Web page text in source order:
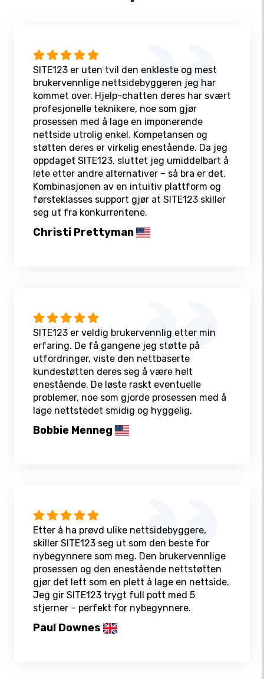
SITE123 er uten tvil den enkleste og mest
brukervennlige nettsidebyggeren jeg har
kommet over. Hjelp-chatten deres har svært
profesjonelle teknikere, noe som gjør
prosessen med å lage en imponerende
nettside utrolig enkel. Kompetansen og
støtten deres er virkelig enestående. Da jeg
oppdaget SITE123, sluttet jeg umiddelbart å
lete etter andre alternativer – så bra er det.
Kombinasjonen av en intuitiv plattform og
førsteklasses support gjør at SITE123 skiller
seg ut fra konkurrentene.
Christi Prettyman
SITE123 er veldig brukervennlig etter min
erfaring. De få gangene jeg støtte på
utfordringer, viste den nettbaserte
kundestøtten deres seg å være helt
enestående. De løste raskt eventuelle
problemer, noe som gjorde prosessen med å
lage nettstedet smidig og hyggelig.
Bobbie Menneg
Etter å ha prøvd ulike nettsidebyggere,
skiller SITE123 seg ut som den beste for
nybegynnere som meg. Den brukervennlige
prosessen og den enestående nettstøtten
gjør det lett som en plett å lage en nettside.
Jeg gir SITE123 trygt full pott med 5
stjerner – perfekt for nybegynnere.
Paul Downes